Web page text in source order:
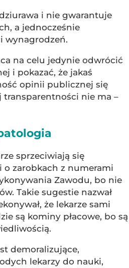
i nie gwarantuje
a jednocześnie
wynagrodzeń.
na celu jedynie odwrócić
i pokazać, że jakaś
opinii publicznej się
transparentności nie ma –
sprzeciwiają się
zarobkach z numerami
Zawodu, bo nie
Takie sugestie nazwał
że lekarze sami
są kominy płacowe, bo są
demoralizujące,
lekarzy do nauki,